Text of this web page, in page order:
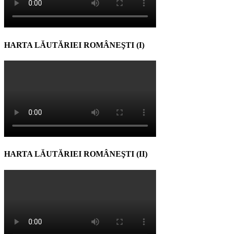
HARTA LĂUTĂRIEI ROMÂNEŞTI (I)
HARTA LĂUTĂRIEI ROMÂNEŞTI (II)